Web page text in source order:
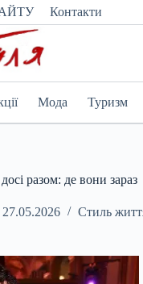
Контакти
Мода Туризм
разом: де вони зараз
27.05.2026 Стиль